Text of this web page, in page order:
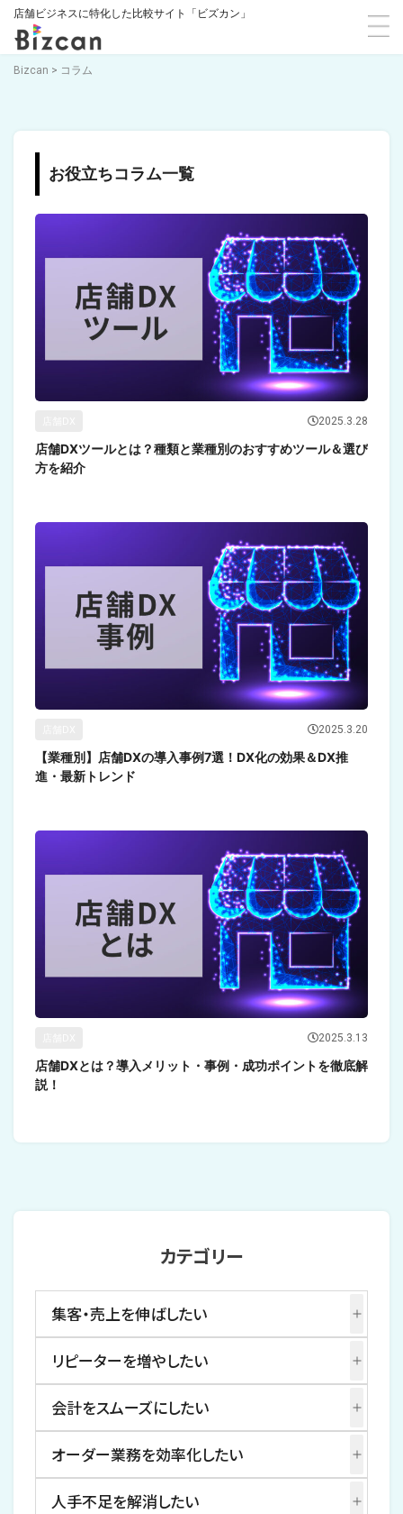
店舗ビジネスに特化した比較サイト「ビズカン」
Bizcan > コラム
お役立ちコラム一覧
2025.3.28
店舗DXツールとは？種類と業種別のおすすめツール＆選び
方を紹介
2025.3.20
【業種別】店舗DXの導入事例7選！DX化の効果＆DX推
進・最新トレンド
2025.3.13
店舗DXとは？導入メリット・事例・成功ポイントを徹底解
説！
カテゴリー
集客・売上を伸ばしたい
リピーターを増やしたい
会計をスムーズにしたい
オーダー業務を効率化したい
人手不足を解消したい